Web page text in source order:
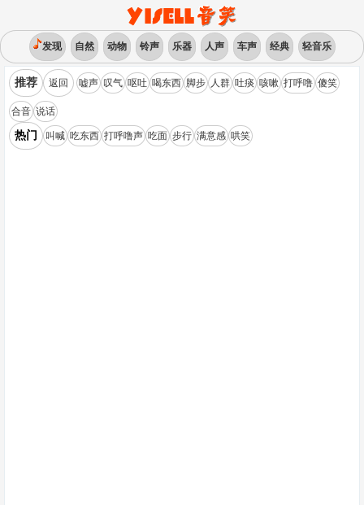
发现 自然 动物 铃声 乐器 人声 车声 经典 轻音乐
推荐 返回 嘘声 叹气 呕吐 喝东西 脚步 人群 吐痰 咳嗽 打呼噜 傻笑
合音 说话
热门 叫喊 吃东西 打呼噜声 吃面 步行 满意感 哄笑